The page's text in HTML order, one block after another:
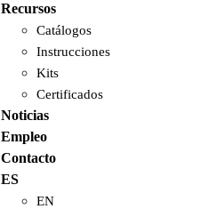
Recursos
Catálogos
Instrucciones
Kits
Certificados
Noticias
Empleo
Contacto
ES
EN